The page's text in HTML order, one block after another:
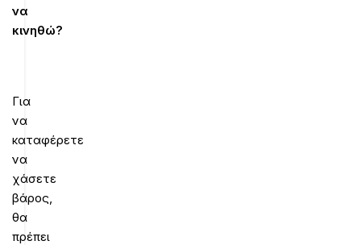
να
κινηθώ?
Για
να
καταφέρετε
να
χάσετε
βάρος,
θα
πρέπει